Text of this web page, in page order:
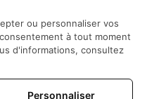
ou personnaliser vos
à tout moment
d'informations, consultez
Personnaliser